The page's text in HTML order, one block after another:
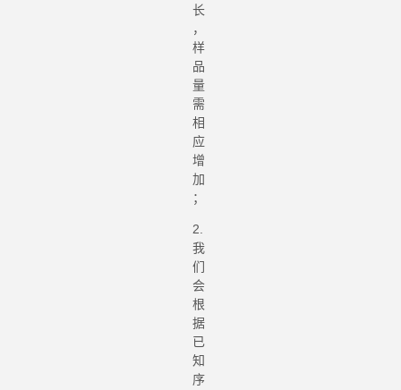
长
，
样
品
量
需
相
应
增
加
；
2.
我
们
会
根
据
已
知
序